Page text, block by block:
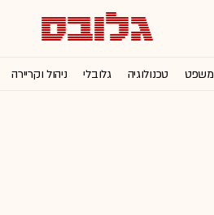
משפט טכנולוגיה גלובלי ניהול וקריירה